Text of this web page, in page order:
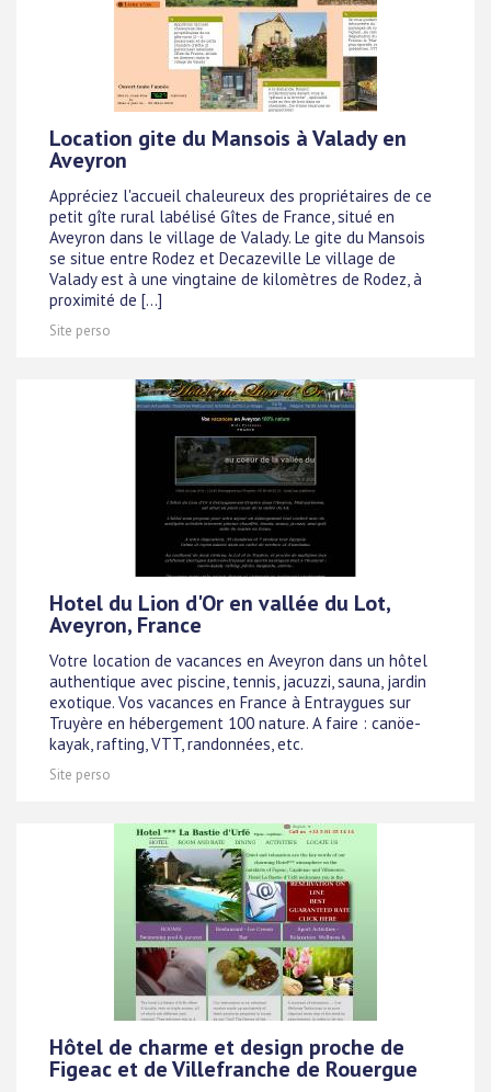
Location gite du Mansois à Valady en
Aveyron
Appréciez l'accueil chaleureux des propriétaires de ce
petit gîte rural labélisé Gîtes de France, situé en
Aveyron dans le village de Valady. Le gite du Mansois
se situe entre Rodez et Decazeville Le village de
Valady est à une vingtaine de kilomètres de Rodez, à
proximité de [...]
Site perso
Hotel du Lion d'Or en vallée du Lot,
Aveyron, France
Votre location de vacances en Aveyron dans un hôtel
authentique avec piscine, tennis, jacuzzi, sauna, jardin
exotique. Vos vacances en France à Entraygues sur
Truyère en hébergement 100 nature. A faire : canöe-
kayak, rafting, VTT, randonnées, etc.
Site perso
Hôtel de charme et design proche de
Figeac et de Villefranche de Rouergue